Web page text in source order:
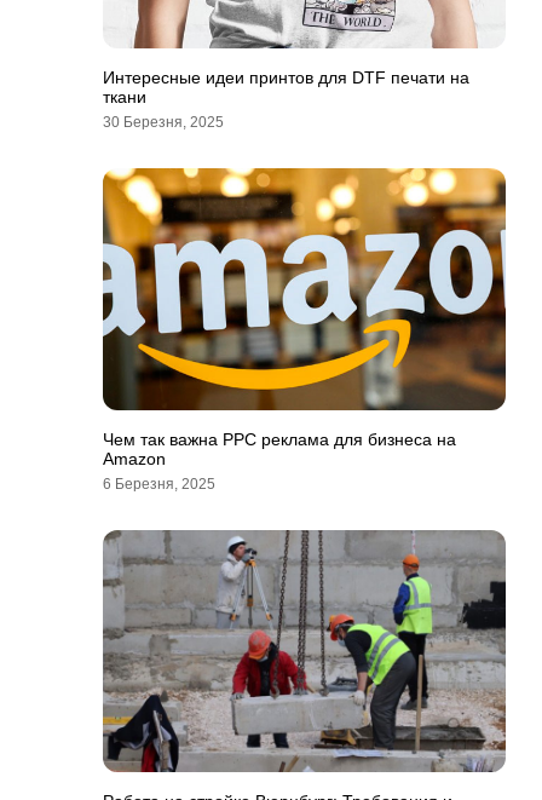
Интересные идеи принтов для DTF печати на
ткани
30 Березня, 2025
Чем так важна PPC реклама для бизнеса на
Amazon
6 Березня, 2025